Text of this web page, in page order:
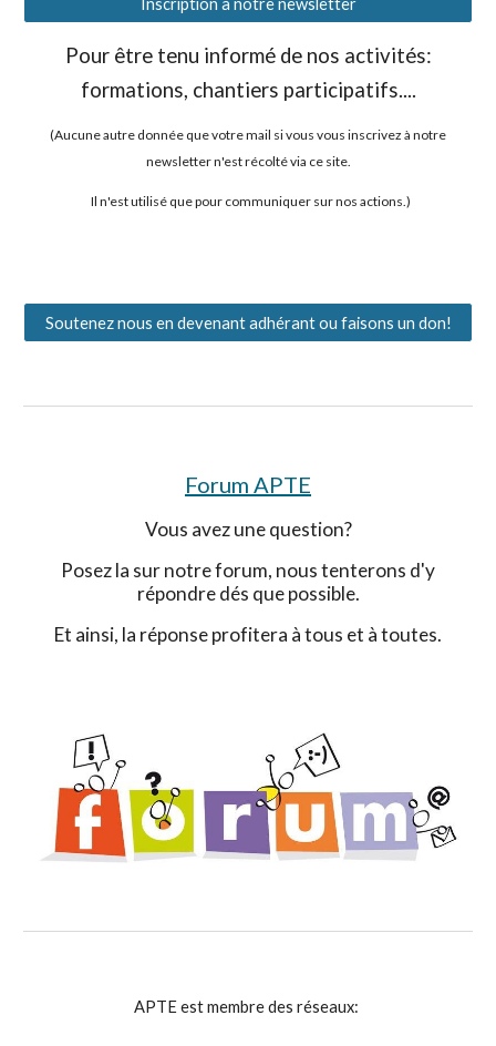
Pour être tenu informé de nos activités:
formations, chantiers participatifs....
(Aucune autre donnée que votre mail si vous vous inscrivez à notre
newsletter n'est récolté via ce site.
Il n'est utilisé que pour communiquer sur nos actions.)
Soutenez nous en devenant adhérant ou faisons un don!
Forum APTE
Vous avez une question?
Posez la sur notre forum, nous tenterons d'y
répondre dés que possible.
Et ainsi, la réponse profitera à tous et à toutes.
APTE est membre des réseaux: